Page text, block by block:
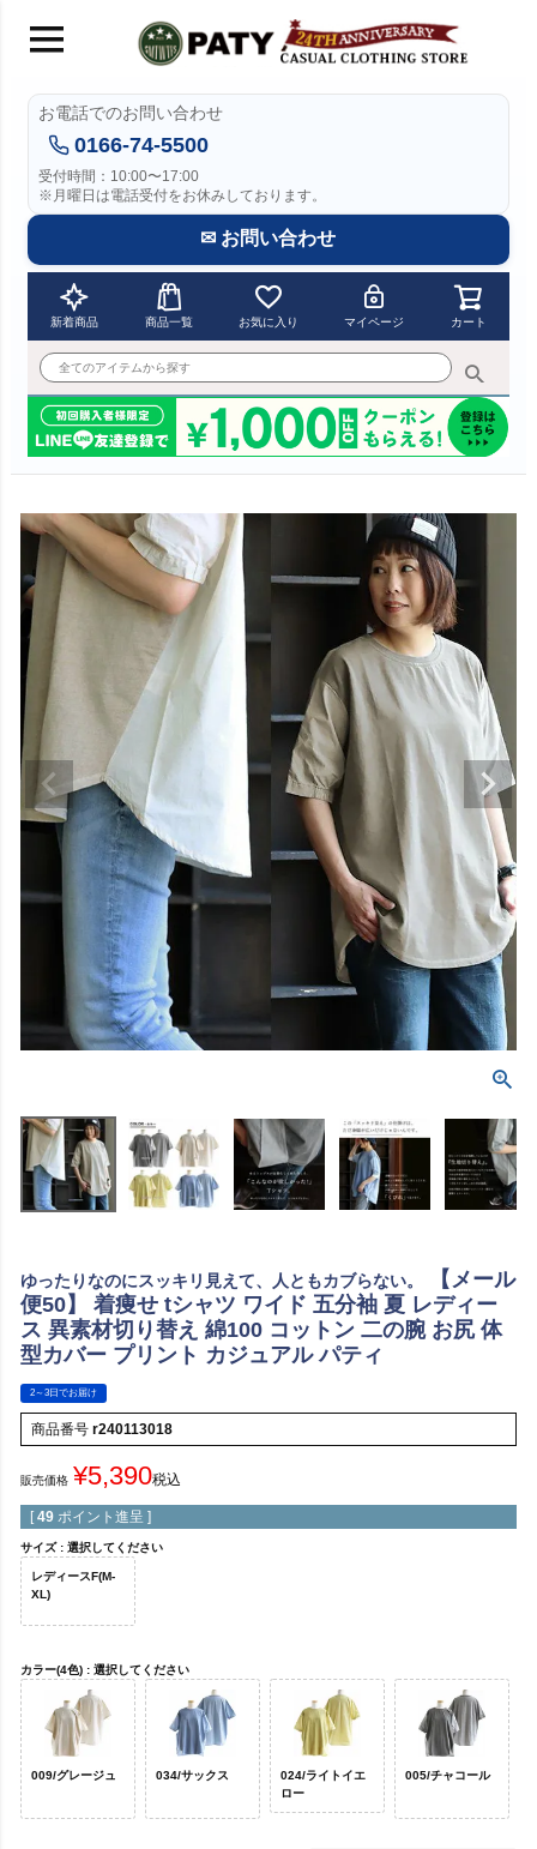
お電話でのお問い合わせ
0166-74-5500
受付時間：10:00〜17:00
※月曜日は電話受付をお休みしております。
✉ お問い合わせ
新着商品 商品一覧 お気に入り マイページ カート
ゆったりなのにスッキリ見えて、人ともカブらない。
【メール
便50】 着痩せ tシャツ ワイド 五分袖 夏 レディー
ス 異素材切り替え 綿100 コットン 二の腕 お尻 体
型カバー プリント カジュアル パティ
2～3日でお届け
商品番号 r240113018
販売価格 ¥5,390税込
[ 49 ポイント進呈 ]
サイズ 選択してください
レディースF(M-
XL)
カラー(4色) 選択してください
009/グレージュ 034/サックス
024/ライトイエ
ロー
005/チャコール